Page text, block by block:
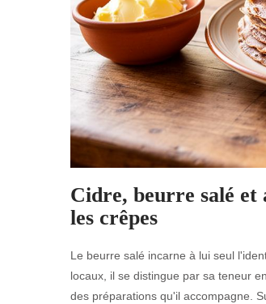
Cidre, beurre salé
les crêpes
Le beurre salé incarne à lui seul
locaux, il se distingue par sa teneur
des préparations qu'il accompagne.